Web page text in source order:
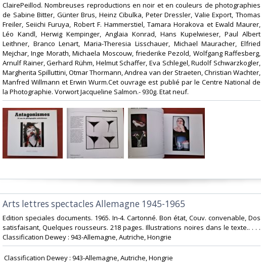
ClairePeillod. Nombreuses reproductions en noir et en couleurs de photographies
de Sabine Bitter, Günter Brus, Heinz Cibulka, Peter Dressler, Valie Export, Thomas
Freiler, Seiichi Furuya, Robert F. Hammerstiel, Tamara Horakova et Ewald Maurer,
Léo Kandl, Herwig Kempinger, Anglaia Konrad, Hans Kupelwieser, Paul Albert
Leithner, Branco Lenart, Maria-Theresia Lisschauer, Michael Mauracher, Elfried
Mejchar, Inge Morath, Michaela Moscouw, friederike Pezold, Wolfgang Raffesberg,
Arnulf Rainer, Gerhard Rühm, Helmut Schaffer, Eva Schlegel, Rudolf Schwarzkogler,
Margherita Spilluttini, Otmar Thormann, Andrea van der Straeten, Christian Wachter,
Manfred Willmann et Erwin Wurm.Cet ouvrage est publié par le Centre National de
la Photographie. Vorwort Jacqueline Salmon.- 930g. Etat neuf.‎
‎Arts lettres spectacles Allemagne 1945-1965‎
‎Edition speciales documents. 1965. In-4. Cartonné. Bon état, Couv. convenable, Dos
satisfaisant, Quelques rousseurs. 218 pages. Illustrations noires dans le texte.. . . .
Classification Dewey : 943-Allemagne, Autriche, Hongrie‎
‎ Classification Dewey : 943-Allemagne, Autriche, Hongrie‎